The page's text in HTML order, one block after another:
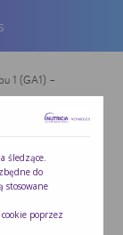
1 (GA1) –
1 (GA1)
O
śledzące.
do
stosowane
poprzez